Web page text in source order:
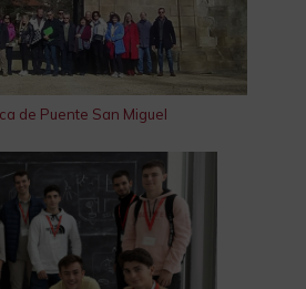
de Puente San Miguel